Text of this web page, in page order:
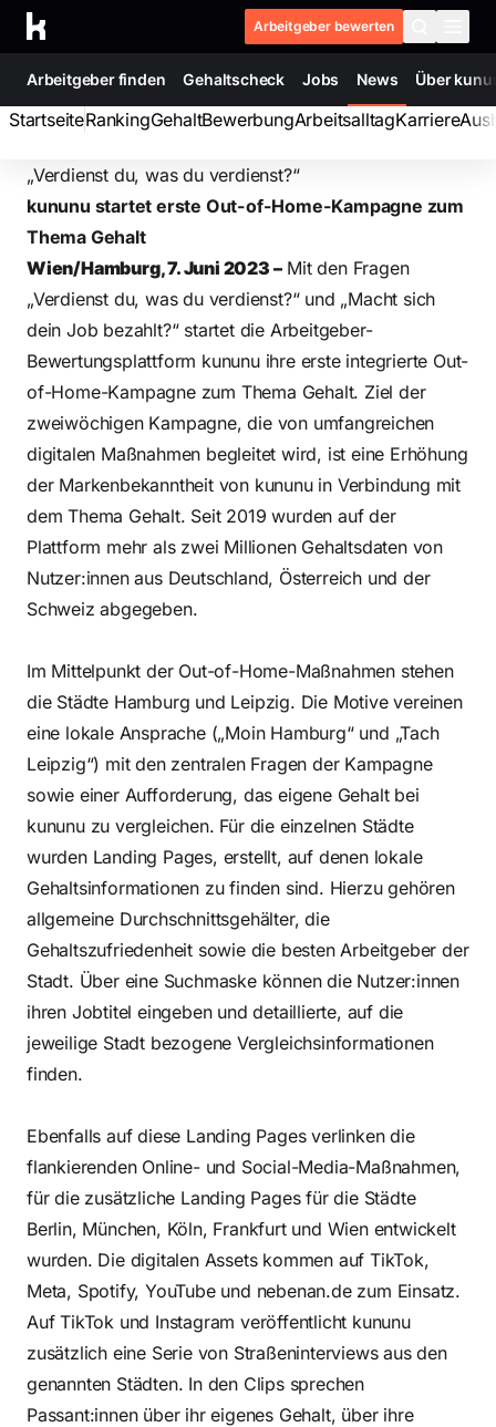
Zum Inhalt springen
Arbeitgeber bewerten
Arbeitgeber finden Gehaltscheck Jobs News Über
StartseiteRankingGehaltBewerbungArbeitsalltagKarriere
„Verdienst du, was du verdienst?“
kununu startet erste Out-of-Home-Kampagne zum
Thema Gehalt
Wien/Hamburg, 7. Juni 2023 –Mit den Fragen
„Verdienst du, was du verdienst?“ und „Macht sich
dein Job bezahlt?“ startet die Arbeitgeber-
Bewertungsplattform kununu ihre erste integrierte Out-
of-Home-Kampagne zum Thema Gehalt. Ziel der
zweiwöchigen Kampagne, die von umfangreichen
digitalen Maßnahmen begleitet wird, ist eine Erhöhung
der Markenbekanntheit von kununu in Verbindung mit
dem Thema Gehalt. Seit 2019 wurden auf der
Plattform mehr als zwei Millionen Gehaltsdaten von
Nutzer:innen aus Deutschland, Österreich und der
Schweiz abgegeben.
Im Mittelpunkt der Out-of-Home-Maßnahmen stehen
die Städte Hamburg und Leipzig. Die Motive vereinen
eine lokale Ansprache („Moin Hamburg“ und „Tach
Leipzig“) mit den zentralen Fragen der Kampagne
sowie einer Aufforderung, das eigene Gehalt bei
kununu zu vergleichen. Für die einzelnen Städte
wurden Landing Pages, erstellt, auf denen lokale
Gehaltsinformationen zu finden sind. Hierzu gehören
allgemeine Durchschnittsgehälter, die
Gehaltszufriedenheit sowie die besten Arbeitgeber der
Stadt. Über eine Suchmaske können die Nutzer:innen
ihren Jobtitel eingeben und detaillierte, auf die
jeweilige Stadt bezogene Vergleichsinformationen
finden.
Ebenfalls auf diese Landing Pages verlinken die
flankierenden Online- und Social-Media-Maßnahmen,
für die zusätzliche Landing Pages für die Städte
Berlin, München, Köln, Frankfurtund Wienentwickelt
wurden. Die digitalen Assets kommen auf TikTok,
Meta, Spotify, YouTube und nebenan.de zum Einsatz.
Auf TikTok und Instagram veröffentlicht kununu
zusätzlich eine Serie von Straßeninterviews aus den
genannten Städten. In den Clips sprechen
Passant:innen über ihr eigenes Gehalt, über ihre